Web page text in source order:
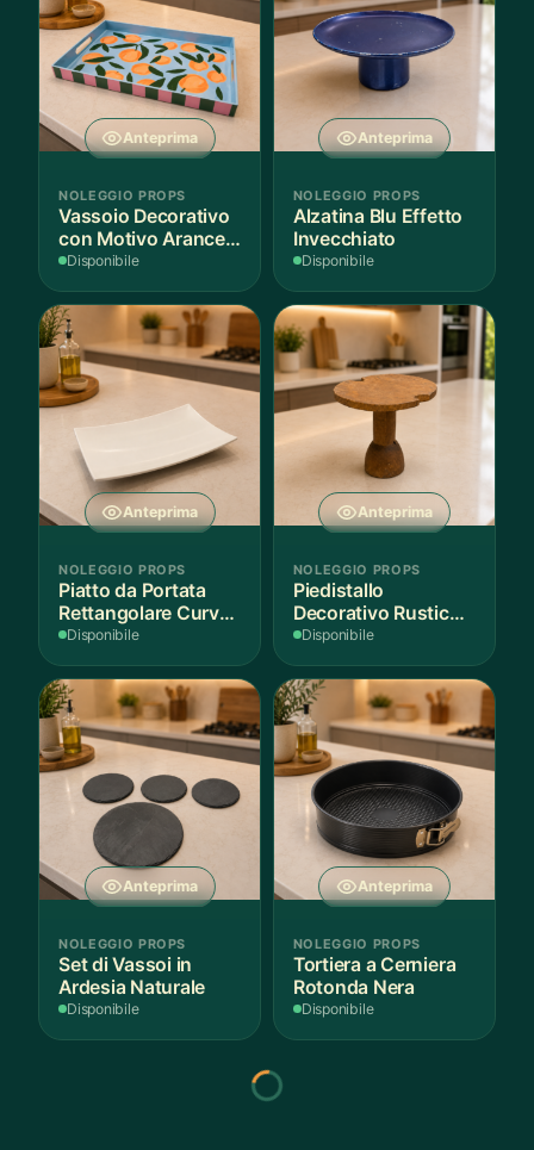
Anteprima
NOLEGGIO PROPS
Vassoio Decorativo
con Motivo Arance e
Foglie
Disponibile
Anteprima
NOLEGGIO PROPS
Alzatina Blu Effetto
Invecchiato
Disponibile
Anteprima
NOLEGGIO PROPS
Piatto da Portata
Rettangolare Curvo
Bianco
Disponibile
Anteprima
NOLEGGIO PROPS
Piedistallo
Decorativo Rustico
in Legno
Disponibile
Anteprima
NOLEGGIO PROPS
Set di Vassoi in
Ardesia Naturale
Disponibile
Anteprima
NOLEGGIO PROPS
Tortiera a Cerniera
Rotonda Nera
Disponibile